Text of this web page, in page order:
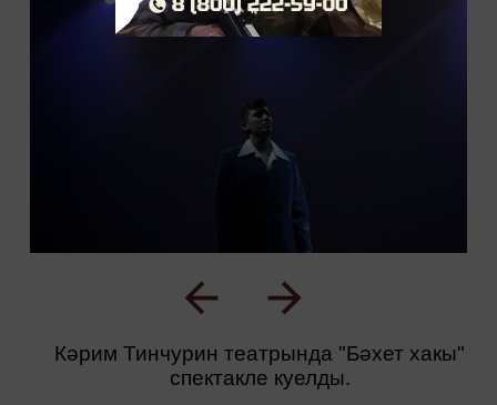
Кәрим Тинчурин театрында "Бәхет хакы"
спектакле куелды.